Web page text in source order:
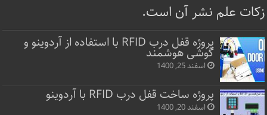
زکات علم نشر آن است.
پروژه قفل‌ درب RFID با استفاده از آردوینو و
گوشی هوشمند
اسفند 25, 1400
پروژه ساخت قفل‌ درب RFID با آردوینو
اسفند 20, 1400